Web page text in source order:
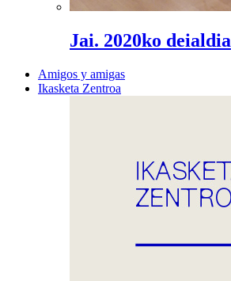
Jai. 2020ko deialdia
Amigos y amigas
Ikasketa Zentroa